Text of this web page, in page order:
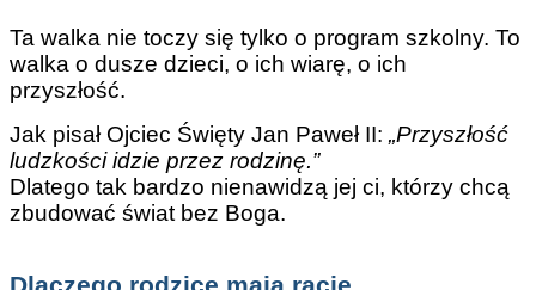
Ta walka nie toczy się tylko o program szkolny. To
walka o dusze dzieci, o ich wiarę, o ich
przyszłość.
Jak pisał Ojciec Święty Jan Paweł II: „Przyszłość
ludzkości idzie przez rodzinę.”
Dlatego tak bardzo nienawidzą jej ci, którzy chcą
zbudować świat bez Boga.